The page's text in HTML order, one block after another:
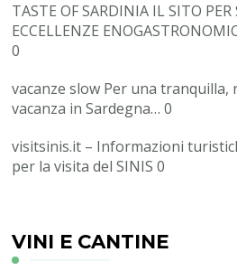
TASTE OF SARDINIA IL SITO PER
ECCELLENZE
0
vacanze slow Per una tranquilla,
vacanza in Sardegna… 0
visitsinis.it – Informazioni
per la visita del SINIS 0
VINI E CANTINE